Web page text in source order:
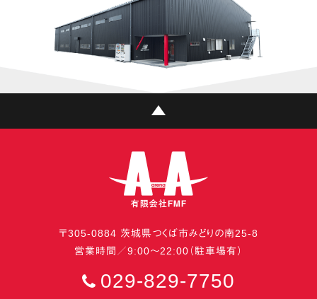
〒305-0884 茨城県つくば市みどりの南25-8
営業時間／9:00〜22:00（駐車場有）
029-829-7750